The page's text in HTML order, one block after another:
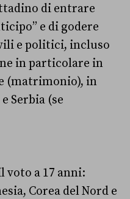
di entrare
e di godere
e politici, incluso
in particolare in
(matrimonio), in
Serbia (se
voto a 17 anni:
Corea del Nord e